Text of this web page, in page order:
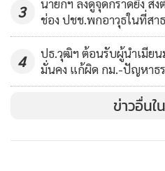
กล่าวว่า ในที่ประชุม กมธ.ก็จะมี
เราอยากเห็นการสื่อสารของรัฐบ
ไทย แต่ต้องเร็วกับเวทีโลกด้วยซึ่
ตกบกพร่อง จึงเป็นเรื่องที่น่าเสี
อย่างที่สามารถใช้โอกาสที่จะทำใ
เป็นการวางกับดักระเบิด การโจ
3
นายกฯ ลงดูจุดกราดยิง สั่
ช่อง ปชช.พกอาวุธในที่สา
4
ปธ.วุฒิฯ ต้อนรับผู้นำเมีย
มั่นคง แก้ผิด กม.-ปัญหาธ
ข่าวอื่น